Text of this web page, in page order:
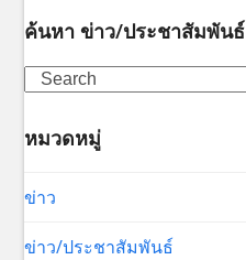
ค้นหา ข่าว/ประชาสัมพันธ์
Search
หมวดหมู่
ข่าว
ข่าว/ประชาสัมพันธ์